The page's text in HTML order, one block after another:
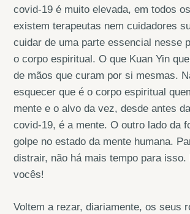
covid-19 é muito elevada, em todos
existem terapeutas nem cuidadores
cuidar de uma parte essencial nesse
o corpo espiritual. O que Kuan Yin
de mãos que curam por si mesmas.
esquecer que é o corpo espiritual
mente e o alvo da vez, desde antes
covid-19, é a mente. O outro lado da
golpe no estado da mente humana.
distrair, não há mais tempo para isso.
vocês!
Voltem a rezar, diariamente, os seus